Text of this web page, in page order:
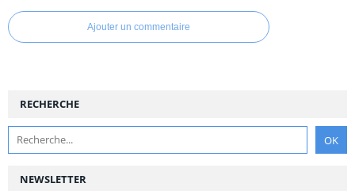
Ajouter un commentaire
NEWSLETTER
RECHERCHE